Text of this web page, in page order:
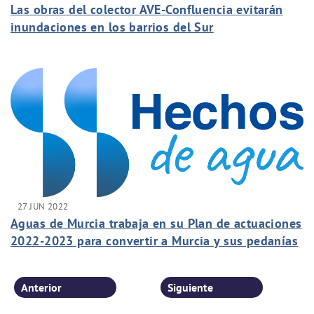
Las obras del colector AVE-Confluencia evitarán
inundaciones en los barrios del Sur
27 JUN 2022
Aguas de Murcia trabaja en su Plan de actuaciones
2022-2023 para convertir a Murcia y sus pedanías
Anterior Siguiente